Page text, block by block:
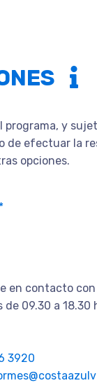
programa, y
de efectuar la
opciones.
en contacto
de 09.30 a 18.30
3920